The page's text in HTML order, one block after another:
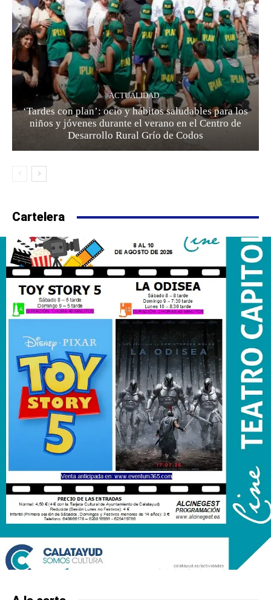
ACTUALIDAD
‘Tardes con plan’: ocio y hábitos saludables para los
niños y jóvenes durante el verano en el Centro de
Desarrollo Rural Grío de Codos
Cartelera